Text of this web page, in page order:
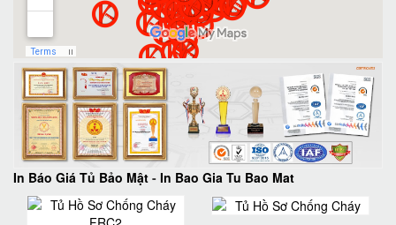
In Báo Giá Tủ Bảo Mật - In Bao Gia Tu Bao Mat